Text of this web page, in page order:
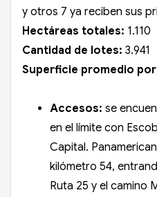
y otros 7 ya reciben sus
Hectáreas totales: 1.110
Cantidad de lotes: 3.941
Superficie promedio
Accesos: se
en el límite con
Capital.
kilómetro 54,
Ruta 25 y el camino